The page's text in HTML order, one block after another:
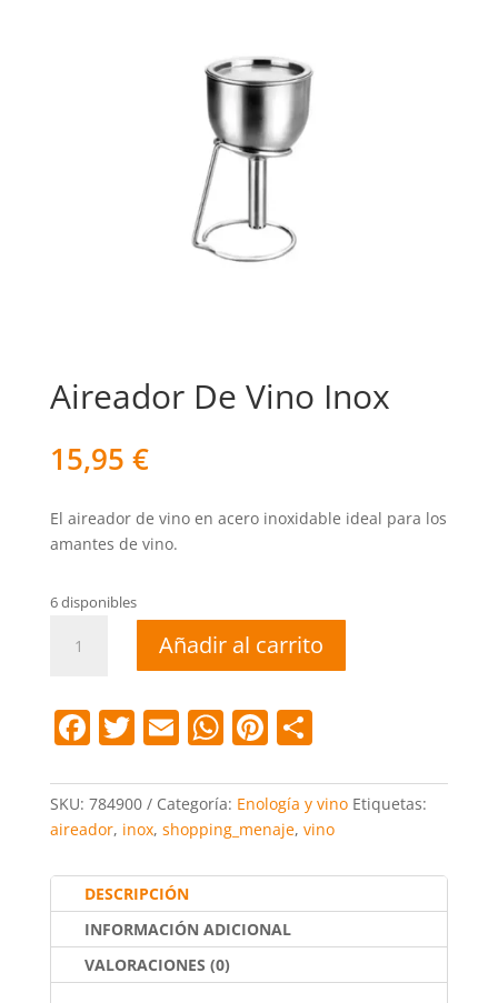
Aireador De Vino Inox
15,95 €
El aireador de vino en acero inoxidable ideal para los
amantes de vino.
6 disponibles
cantidad
Añadir al carrito
F
c
e
b
o
o
k
T
itt
er
E
ai
l
W
at
s
A
p
p
Pi
er
e
st
C
m
p
ar
tir
SKU: 784900 Categoría: Enología y vino Etiquetas:
aireador, inox, shopping_menaje, vino
DESCRIPCIÓN
INFORMACIÓN ADICIONAL
VALORACIONES (0)